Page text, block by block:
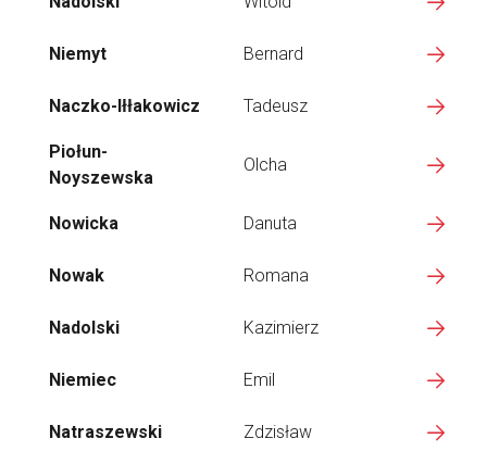
Niemyt Bernard
Naczko-Iłłakowicz Tadeusz
Piołun-
Noyszewska
Olcha
Nowicka Danuta
Nowak Romana
Nadolski Kazimierz
Niemiec Emil
Natraszewski Zdzisław